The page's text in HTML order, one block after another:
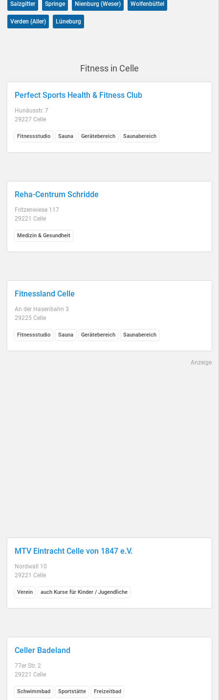
Salzgitter Springe Nienburg (Weser) Wolfenbüttel
Verden (Aller) Lüneburg
Fitness in Celle
Perfect Sports Health & Fitness Club
Hunäusstr. 7
29227 Celle
Fitnessstudio Sauna Gerätebereich Saunabereich
Reha-Centrum Schridde
Fritzenwiese 117
29221 Celle
Medizin & Gesundheit
Fitnessland Celle
An der Hasenbahn 3
29225 Celle
Fitnessstudio Sauna Gerätebereich Saunabereich
Anzeige
MTV Eintracht Celle von 1847 e.V.
Nordwall 10
29221 Celle
Verein auch Kurse für Kinder / Jugendliche
Celler Badeland
77er Str. 2
29221 Celle
Schwimmbad Sportstätte Freizeitbad